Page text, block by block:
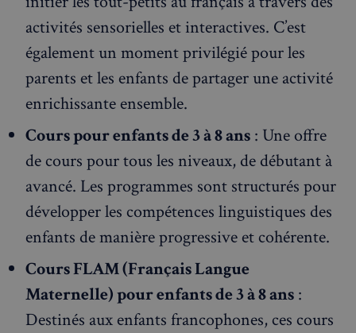
activités sensorielles et interactives. C’est
également un moment privilégié pour les
parents et les enfants de partager une activité
enrichissante ensemble.
Cours pour enfants de 3 à 8 ans : Une offre
de cours pour tous les niveaux, de débutant à
avancé. Les programmes sont structurés pour
développer les compétences linguistiques des
enfants de manière progressive et cohérente.
Cours FLAM (Français Langue
Maternelle) pour enfants de 3 à 8 ans :
Destinés aux enfants francophones, ces cours